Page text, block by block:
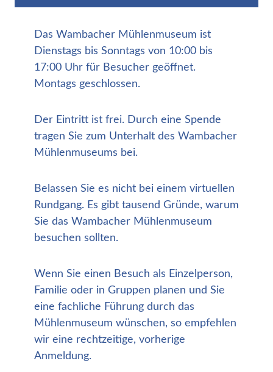
Das Wambacher Mühlenmuseum ist
Dienstags bis Sonntags von 10:00 bis
17:00 Uhr für Besucher geöffnet.
Montags geschlossen.
Der Eintritt ist frei. Durch eine Spende
tragen Sie zum Unterhalt des Wambacher
Mühlenmuseums bei.
Belassen Sie es nicht bei einem virtuellen
Rundgang. Es gibt tausend Gründe, warum
Sie das Wambacher Mühlenmuseum
besuchen sollten.
Wenn Sie einen Besuch als Einzelperson,
Familie oder in Gruppen planen und Sie
eine fachliche Führung durch das
Mühlenmuseum wünschen, so empfehlen
wir eine rechtzeitige, vorherige
Anmeldung.